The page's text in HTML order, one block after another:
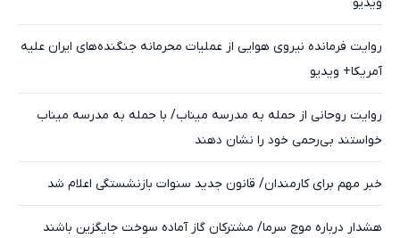
ویدیو
روایت فرمانده نیروی هوایی از عملیات محرمانه جنگنده‌های ایران علیه
آمریکا+ ویدیو
روایت روحانی از حمله به مدرسه میناب/ با حمله به مدرسه میناب
خواستند بی‌رحمی خود را نشان دهند
خبر مهم برای کارمندان/ قانون جدید سنوات بازنشستگی اعلام شد
هشدار درباره موج سرما/ مشترکان گاز آماده سوخت جایگزین باشند